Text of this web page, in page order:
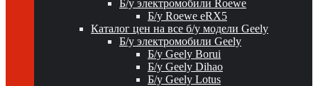
Б/у электромобили Roewe
Б/у Roewe eRX5
Каталог цен на все б/у модели Geely
Б/у электромобили Geely
Б/у Geely Borui
Б/у Geely Dihao
Б/у Geely Lotus